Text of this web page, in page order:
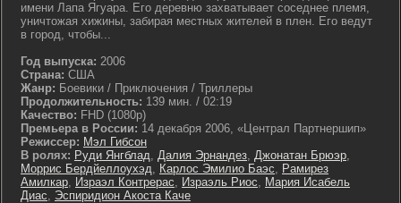
имени Лапа Ягуара. Его деревню захватывает соседнее племя,
уничтожая хижины, забирая местных жителей в плен. Его ведут
в город, чтобы...
Год выпуска: 2006
Страна: США
Жанр: Боевики / Приключения / Триллеры
Продолжительность: 139 мин. / 02:19
Качество: FHD (1080p)
Премьера в России: 14 декабря 2006, «Централ Партнершип»
Режиссер: Мэл Гибсон
В ролях: Руди Янгблад, Далия Эрнандез, Джонатан Брюэр,
Моррис Бердйеллоухэд, Карлос Эмилио Баэс, Рамирез
Амилкар, Израэл Контрерас, Израэль Риос, Мария Исабель
Диас, Эспиридион Акоста Каче